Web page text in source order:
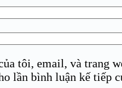
tôi, email, và trang
lần bình luận kế tiếp